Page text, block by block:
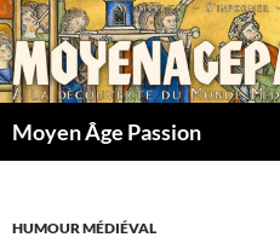
Aller
au
contenu
Moyen Âge Passion
HUMOUR MÉDIÉVAL